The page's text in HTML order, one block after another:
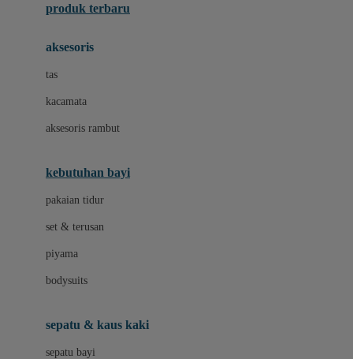
Baby Dove
Baby Rovega
Babybee
Bite Fighters
BNS SERIES
produk terbaru
aksesoris
tas
kacamata
aksesoris rambut
kebutuhan bayi
pakaian tidur
set & terusan
piyama
bodysuits
sepatu & kaus kaki
sepatu bayi